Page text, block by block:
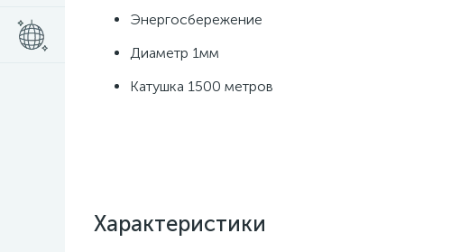
Энергосбережение
Диаметр 1мм
Катушка 1500 метров
Характеристики